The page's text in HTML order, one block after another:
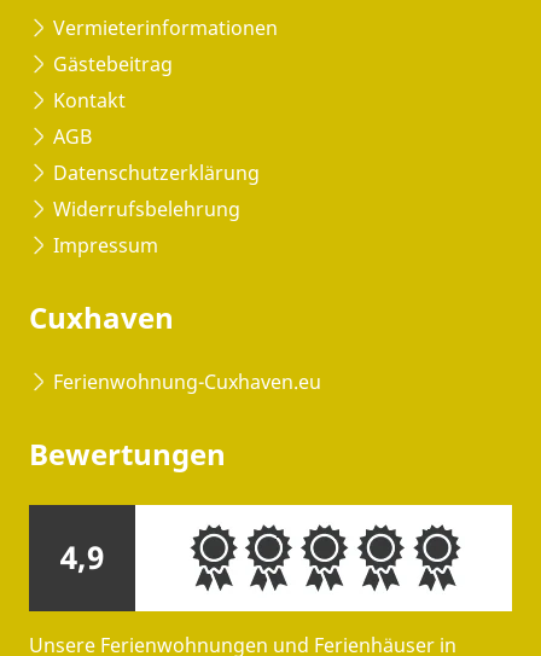
Vermieterinformationen
Gästebeitrag
Kontakt
AGB
Datenschutzerklärung
Widerrufsbelehrung
Impressum
Cuxhaven
Ferienwohnung-Cuxhaven.eu
Bewertungen
4,9
Unsere Ferienwohnungen und Ferienhäuser in